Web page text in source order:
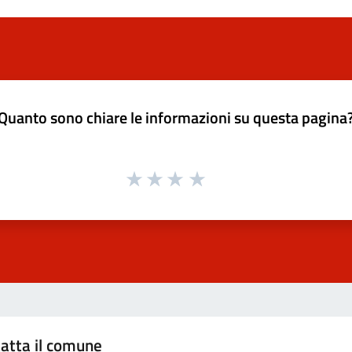
sono chiare le informazioni su questa
il comune